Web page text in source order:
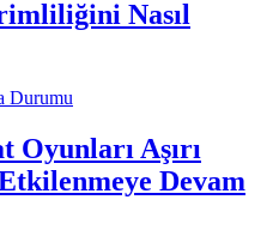
Nasıl
Durumu
Oyunları Aşırı
Devam